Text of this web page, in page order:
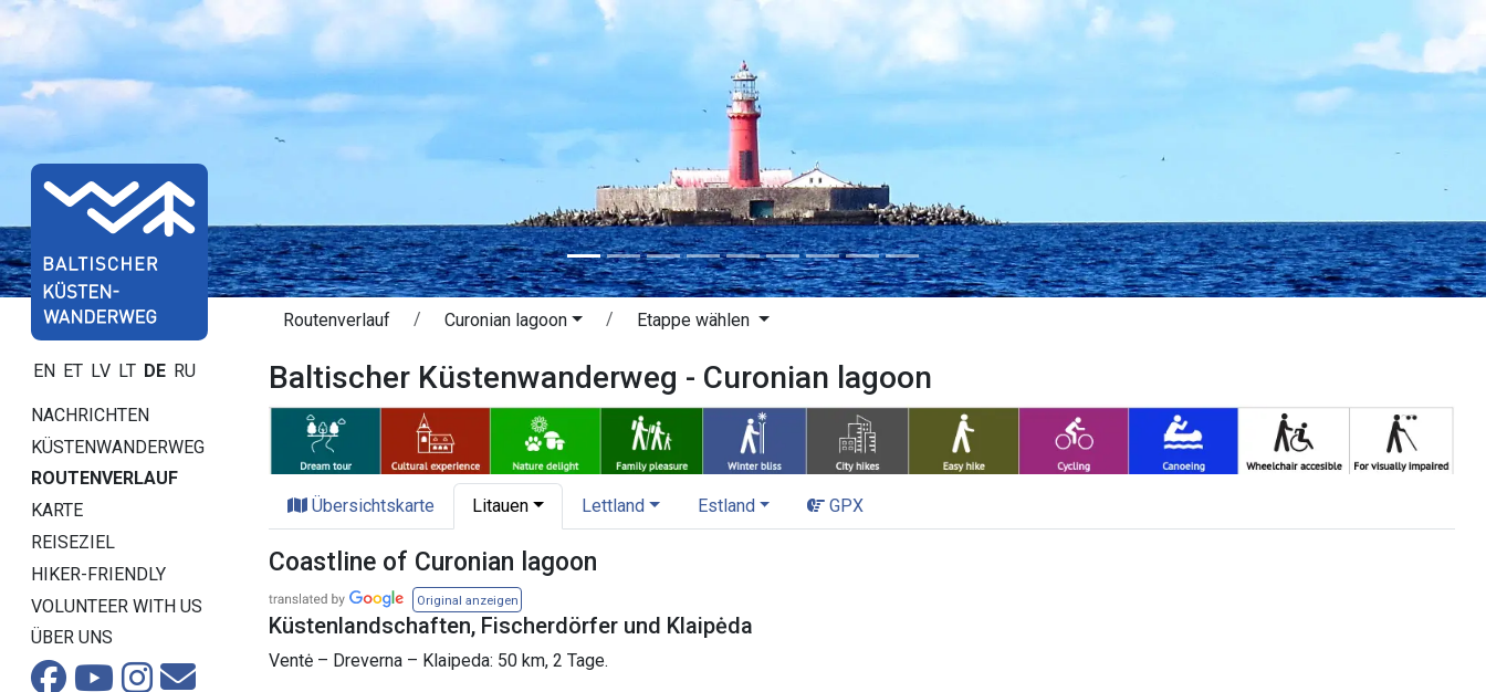
EN ET LV LT DE RU
NACHRICHTEN
KÜSTENWANDERWEG
ROUTENVERLAUF
KARTE
REISEZIEL
HIKER-FRIENDLY
VOLUNTEER WITH US
ÜBER UNS
Routenverlauf Curonian lagoon Etappe wählen
Baltischer Küstenwanderweg - Curonian lagoon
Übersichtskarte Litauen Lettland Estland GPX
Coastline of Curonian lagoon
Original anzeigen
Küstenlandschaften, Fischerdörfer und Klaipėda
Ventė – Dreverna – Klaipeda: 50 km, 2 Tage.